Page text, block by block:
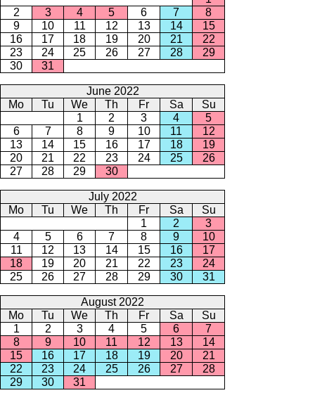
2
3 4 5 6 7
8
9
10 11 12 13 14
15
16
17 18 19 20 21
22
23
24 25 26 27 28
29
30
31
June 2022
Mo
Tu We Th Fr Sa
Su
1
2 3 4
5
6
7 8 9 10 11
12
13
14 15 16 17 18
19
20
21 22 23 24 25
26
27
28 29 30
July 2022
Mo
Tu We Th Fr Sa
Su
1
2
3
4
5 6 7 8 9
10
11
12 13 14 15 16
17
18
19 20 21 22 23
24
25
26 27 28 29 30 31
August 2022
Mo
Tu We Th Fr Sa
Su
1
2 3 4 5 6
7
8
9 10 11 12 13
14
15
16 17 18 19 20
21
22
23 24 25 26 27
28
29
30 31